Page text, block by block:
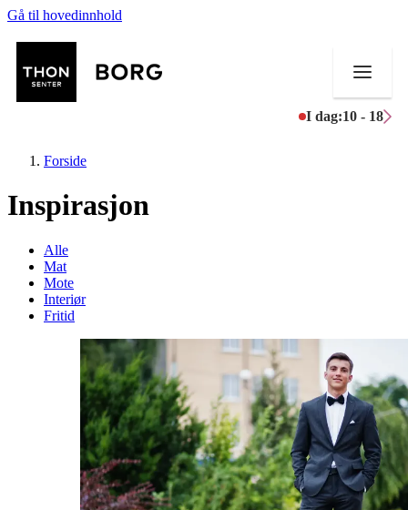
Gå til hovedinnhold
I dag:10 - 18
Butikker
Mat og drikke
Aktiviteter
Tilbud
Inspirasjon
Forside
Inspirasjon
Alle
Mat
Mote
Interiør
Fritid